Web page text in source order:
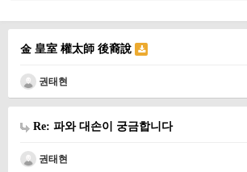
金 皇室 權太師 後裔說
권태현
Re: 파와 대손이 궁금합니다
권태현